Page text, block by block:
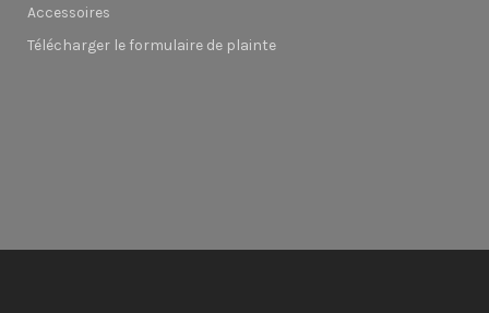
Accessoires
Télécharger le formulaire de plainte